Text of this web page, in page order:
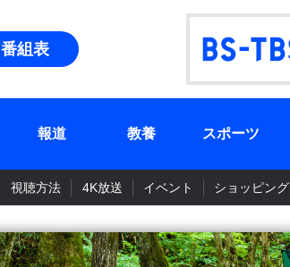
番組表
報道 教養 スポーツ
視聴方法 4K放送 イベント ショッピング